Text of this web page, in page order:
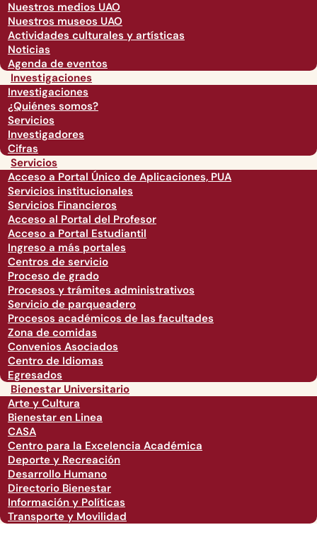
Nuestros medios UAO
Nuestros museos UAO
Actividades culturales y artísticas
Noticias
Agenda de eventos
Investigaciones
Investigaciones
¿Quiénes somos?
Servicios
Investigadores
Cifras
Servicios
Acceso a Portal Único de Aplicaciones, PUA
Servicios institucionales
Servicios Financieros
Acceso al Portal del Profesor
Acceso a Portal Estudiantil
Ingreso a más portales
Centros de servicio
Proceso de grado
Procesos y trámites administrativos
Servicio de parqueadero
Procesos académicos de las facultades
Zona de comidas
Convenios Asociados
Centro de Idiomas
Egresados
Bienestar Universitario
Arte y Cultura
Bienestar en Linea
CASA
Centro para la Excelencia Académica
Deporte y Recreación
Desarrollo Humano
Directorio Bienestar
Información y Políticas
Transporte y Movilidad